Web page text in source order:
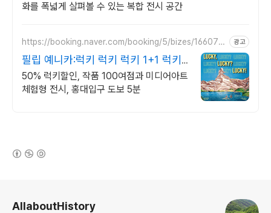
화를 폭넓게 살펴볼 수 있는 복합 전시 공간
https://booking.naver.com/booking/5/bizes/166077
광고
필립 예니카:럭키 럭키 럭키 1+1 럭키
50%할인
50% 럭키할인, 작품 100여점과 미디어아트
체험형 전시, 홍대입구 도보 5분
AllaboutHistory